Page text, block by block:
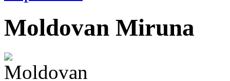
Moldovan Miruna